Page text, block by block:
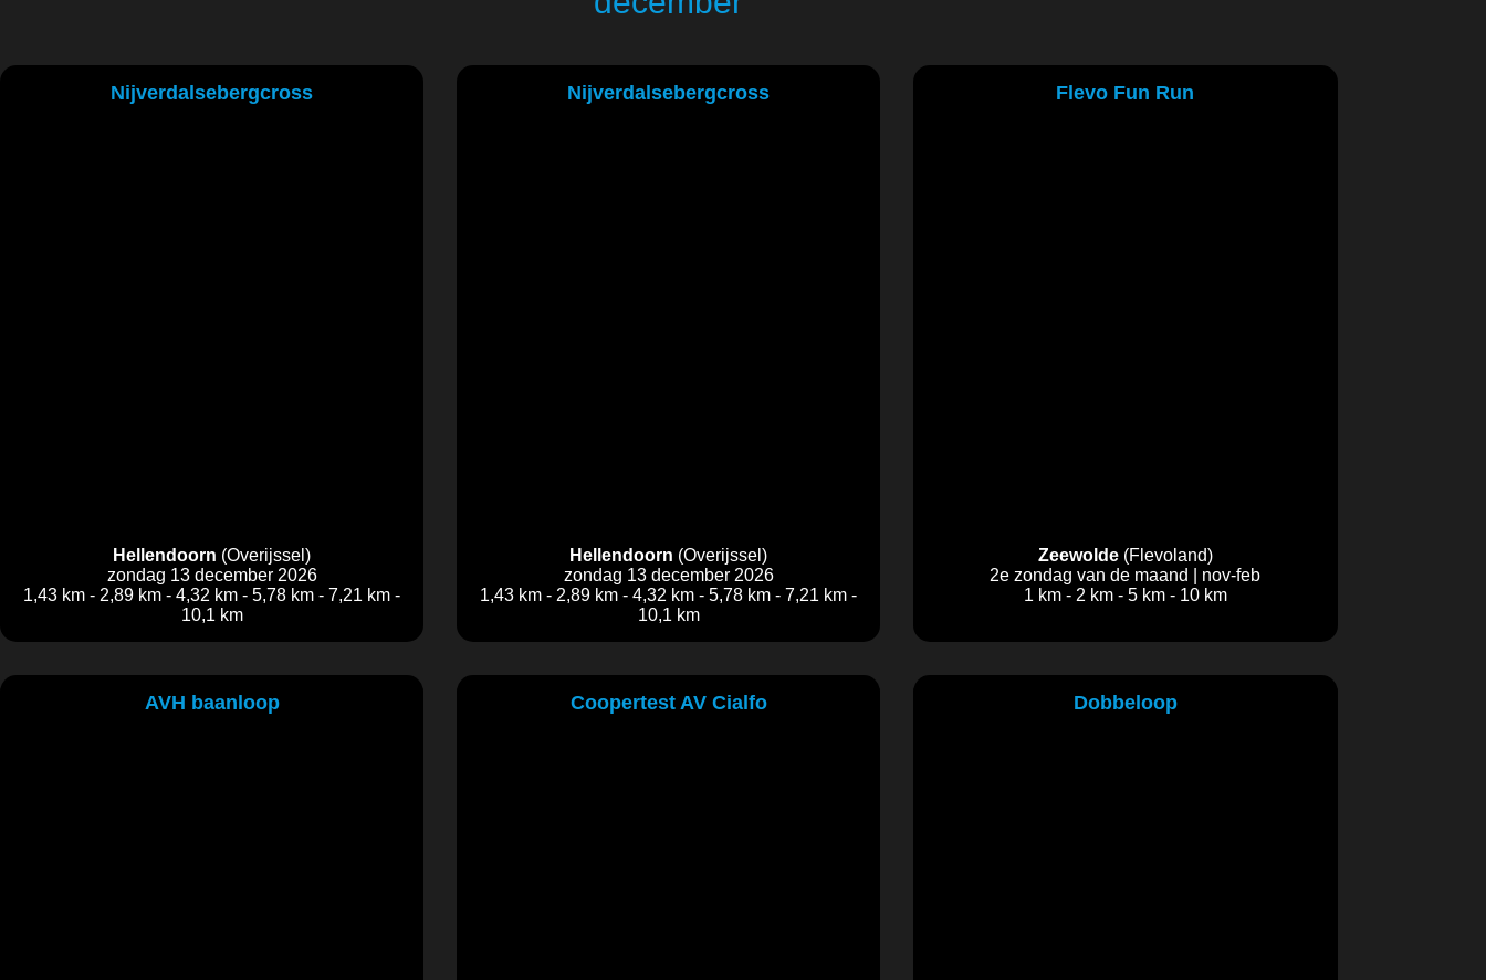
Nijverdalsebergcross
Hellendoorn (Overijssel)
zondag 13 december 2026
1,43 km - 2,89 km - 4,32 km - 5,78 km - 7,21 km -
10,1 km
Nijverdalsebergcross
Hellendoorn (Overijssel)
zondag 13 december 2026
1,43 km - 2,89 km - 4,32 km - 5,78 km - 7,21 km -
10,1 km
Flevo Fun Run
Zeewolde(Flevoland)
2e zondag van de maand | nov-feb
1 km - 2 km - 5 km - 10 km
AVH baanloop Coopertest AV Cialfo Dobbeloop